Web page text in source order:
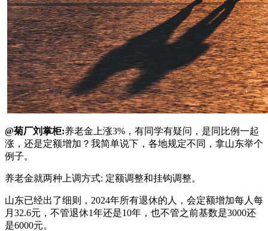
@菊厂刘掌柜:养老金上涨3%，有同学有疑问，是同比例一起
涨，还是定额增加？我简单说下，各地规定不同，拿山东举个
例子。
养老金就两种上调方式: 定额调整和挂钩调整。
山东已经出了细则，2024年所有退休的人，会定额增加每人每
月32.6元，不管退休1年还是10年，也不管之前基数是3000还
是6000元。